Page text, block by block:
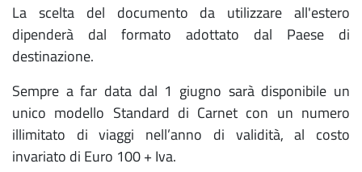
La scelta del documento da utilizzare all'estero
dipenderà dal formato adottato dal Paese di
destinazione.
Sempre a far data dal 1 giugno sarà disponibile un
unico modello Standard di Carnet con un numero
illimitato di viaggi nell’anno di validità, al costo
invariato di Euro 100 + Iva.